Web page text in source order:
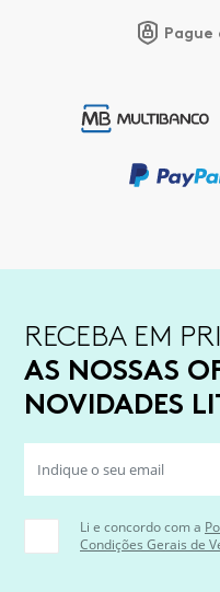
RECEBA EM
AS NOSSAS
NOVIDADES
Li e concordo com a
Condições Gerais de